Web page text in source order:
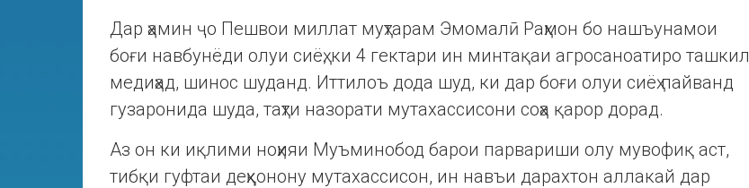
Дар ҳамин ҷо Пешвои миллат муҳтарам Эмомалӣ Раҳмон бо нашъунамои
боғи навбунёди олуи сиёҳ, ки 4 гектари ин минтақаи агросаноатиро ташкил
медиҳад, шинос шуданд. Иттилоъ дода шуд, ки дар боғи олуи сиёҳ пайванд
гузаронида шуда, таҳти назорати мутахассисони соҳа қарор дорад.
Аз он ки иқлими ноҳияи Муъминобод барои парвариши олу мувофиқ аст,
тибқи гуфтаи деҳқонону мутахассисон, ин навъи дарахтон аллакай дар